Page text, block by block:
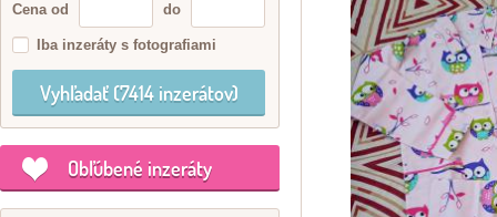
Cena od do
Iba inzeráty s fotografiami
Obľúbené inzeráty